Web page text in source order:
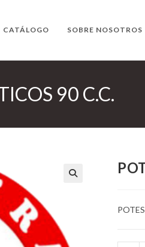
CATÁLOGO SOBRE NOSOTROS
90 C.C.